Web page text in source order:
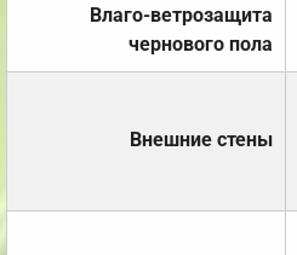
Влаго-ветрозащита
чернового пола
Внешние стены